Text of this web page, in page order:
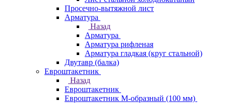
Просечно-вытяжной лист
Арматура
Назад
Арматура
Арматура рифленая
Арматура гладкая (круг стальной)
Двутавр (балка)
Евроштакетник
Назад
Евроштакетник
Евроштакетник М-образный (100 мм)